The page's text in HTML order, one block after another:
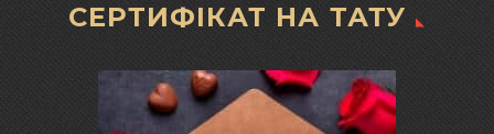
СЕРТИФІКАТ НА ТАТУ